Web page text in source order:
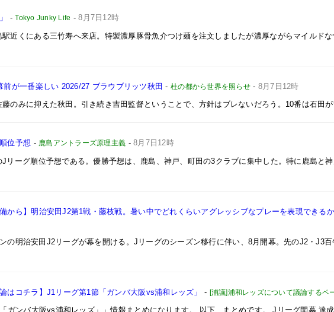
-Tokyo Junky Life -8月7日12時
近くにある三竹寿へ来店。特製濃厚豚骨魚介つけ麺を注文しましたが濃厚ながらマイルド
前が一番楽しい 2026/27 ブラウブリッツ秋田 - 杜の都から世界を照らせ- 8月7日12時
藤のみに抑えた秋田。引き続き吉田監督ということで、方針はブレないだろう。10番は石田
位予想 - 鹿島アントラーズ原理主義 -8月7日12時
Jリーグ順位予想である。優勝予想は、鹿島、神戸、町田の3クラブに集中した。特に鹿島と神
備から】明治安田J2第1戦・藤枝戦。暑い中でどれくらいアグレッシブなプレーを表現できるか
の明治安田J2リーグが幕を開ける。Jリーグのシーズン移行に伴い、8月開幕。先のJ2・J3
論はコチラ】J1リーグ第1節「ガンバ大阪vs浦和レッズ」 - [浦議]浦和レッズについて議論するペ
ガンバ大阪vs浦和レッズ」」情報まとめになります。 以下、まとめです。 Jリーグ開幕 達